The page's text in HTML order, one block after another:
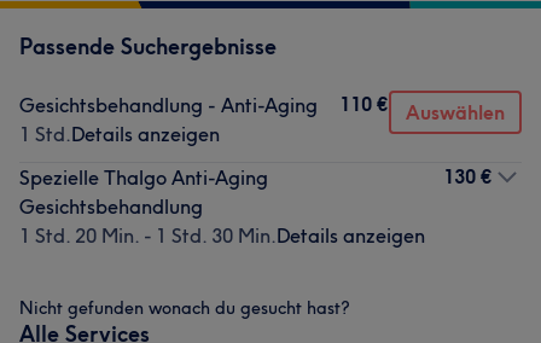
Passende Suchergebnisse
Gesichtsbehandlung - Anti-Aging
1 Std.Details anzeigen
110 € Auswählen
Spezielle Thalgo Anti-Aging
Gesichtsbehandlung
1 Std. 20 Min. - 1 Std. 30 Min.Details anzeigen
130 €
Nicht gefunden wonach du gesucht hast?
Alle Services